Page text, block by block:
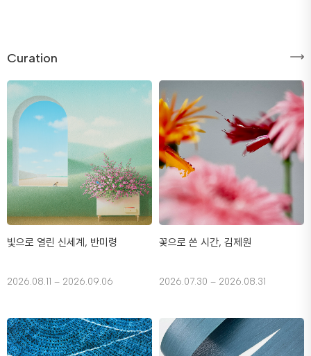
Curation
빛으로 열린 신세계, 반미령
2026.08.11 – 2026.09.06
꽃으로 쓴 시간, 김제원
2026.07.30 – 2026.08.31